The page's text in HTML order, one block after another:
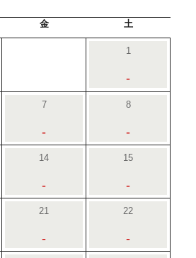
金 土
1
-
7
-
8
-
14
-
15
-
21
-
22
-